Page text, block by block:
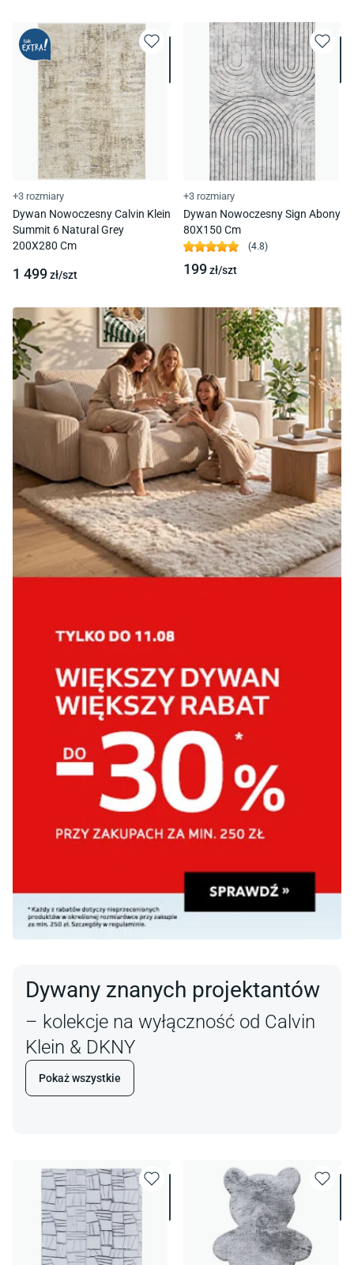
+3 rozmiary
Dywan Nowoczesny Calvin Klein
Summit 6 Natural Grey
200X280 Cm
1 499zł/szt
Dywany znanych projektantów
– kolekcje na wyłączność od Calvin
Klein & DKNY
Pokaż wszystkie
+3 rozmiary
Dywan Nowoczesny Sign Abony
80X150 Cm
(4.8)
199zł/szt